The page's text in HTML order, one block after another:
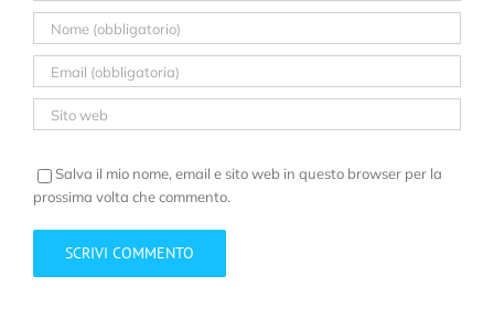
Salva il mio nome, email e sito web in questo browser per la
prossima volta che commento.